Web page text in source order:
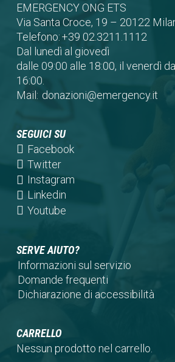
EMERGENCY ONG ETS
Via Santa Croce, 19 – 20122
Telefono:+39 02.3211.1112
Dal lunedì al giovedì
dalle 09:00 alle 18:00, il venerdì
16:00.
Mail: donazioni@emergency.it
SEGUICI SU
Facebook(opens
a
Twitter(opens
in
a
new
Instagram(opens
Linkedin(opens
in
tab)
Youtube(opens
new
tab)
SERVE AIUTO?
Informazioni sul servizio
Domande frequenti
Dichiarazione di accessibilità
CARRELLO
Nessun prodotto nel carrello.